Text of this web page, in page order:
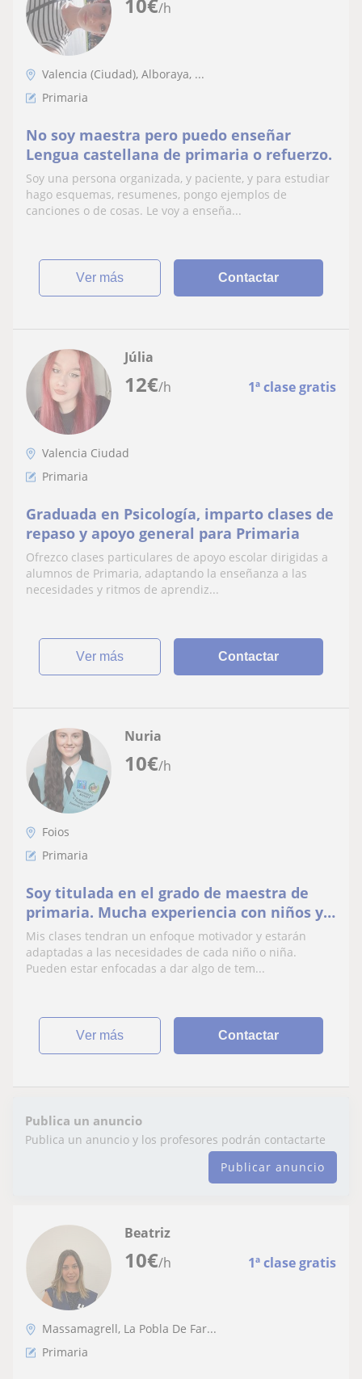
/h
Valencia (Ciudad), Alboraya, ...
Primaria
No soy maestra pero puedo enseñar
Lengua castellana de primaria o refuerzo.
Soy una persona organizada, y paciente, y para estudiar
hago esquemas, resumenes, pongo ejemplos de
canciones o de cosas. Le voy a enseña...
ver más Contactar
12€/h 1ª clase gratis
Júlia
Valencia Ciudad
Primaria
Graduada en Psicología, imparto clases de
repaso y apoyo general para Primaria
Ofrezco clases particulares de apoyo escolar dirigidas a
alumnos de Primaria, adaptando la enseñanza a las
necesidades y ritmos de aprendiz...
ver más Contactar
10€/h
Nuria
Foios
Primaria
Soy titulada en el grado de maestra de
primaria. Mucha experiencia con niños y
niñas en mis practicas.
Mis clases tendran un enfoque motivador y estarán
adaptadas a las necesidades de cada niño o niña.
Pueden estar enfocadas a dar algo de tem...
ver más Contactar
Publica un anuncio
Publica un anuncio y los profesores podrán contactarte
Publicar anuncio
10€/h 1ª clase gratis
Beatriz
Massamagrell, La Pobla De Far...
Primaria